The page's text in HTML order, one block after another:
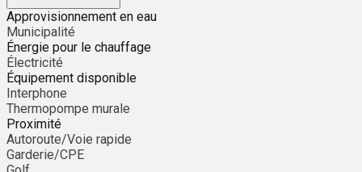
Approvisionnement en eau
Municipalité
Énergie pour le chauffage
Électricité
Équipement disponible
Interphone
Thermopompe murale
Proximité
Autoroute/Voie rapide
Garderie/CPE